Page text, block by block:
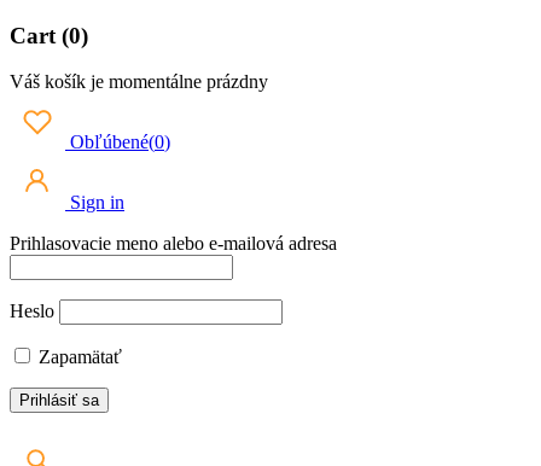
Cart (0)
Váš košík je momentálne prázdny
Obľúbené(0)
Sign in
Prihlasovacie meno alebo e-mailová adresa
Heslo
Zapamätať